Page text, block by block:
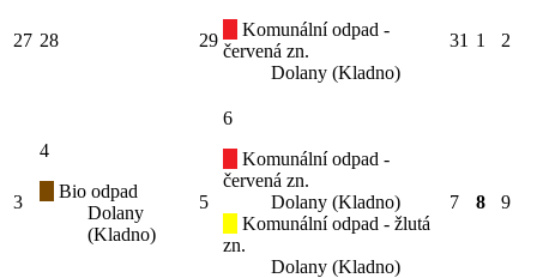
27 28 29
Komunální odpad -
červená zn.
Dolany (Kladno)
31 1 2
3
4
Bio odpad
Dolany
(Kladno)
5
6
Komunální odpad -
červená zn.
Dolany (Kladno)
Komunální odpad - žlutá
zn.
Dolany (Kladno)
7 8 9